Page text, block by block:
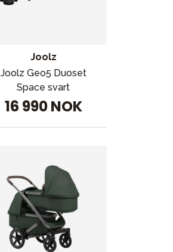
Joolz
Joolz Geo5 Duoset
Space svart
16 990 NOK